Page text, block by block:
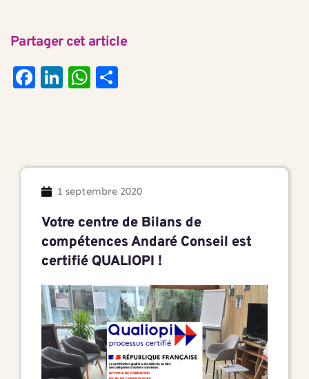
Partager cet article
Facebook
LinkedIn
WhatsApp
1 septembre 2020
Votre centre de Bilans de
compétences Andaré Conseil est
certifié QUALIOPI !